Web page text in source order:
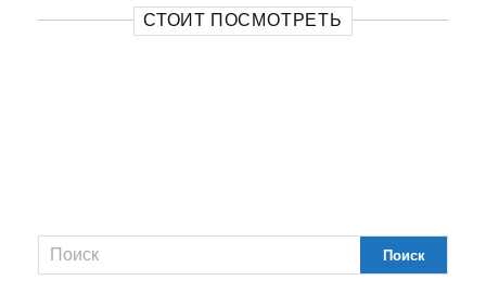
СТОИТ ПОСМОТРЕТЬ